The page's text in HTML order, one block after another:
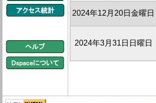
2024年12月20日金曜日
2024年3月31日日曜日